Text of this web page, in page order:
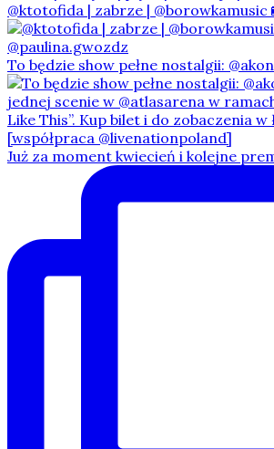
@ktotofida | zabrze | @borowkamusic
To będzie show pełne nostalgii:
Już za moment kwiecień i kolejne